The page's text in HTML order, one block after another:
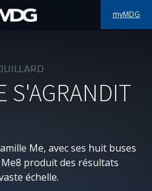
myMDG
S'AGRANDIT
Me, avec ses huit buses
produit des résultats
échelle.